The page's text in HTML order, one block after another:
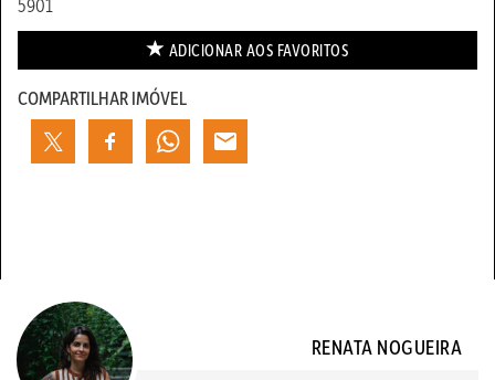
ADICIONAR AOS FAVORITOS
COMPARTILHAR IMÓVEL
RENATA NOGUEIRA